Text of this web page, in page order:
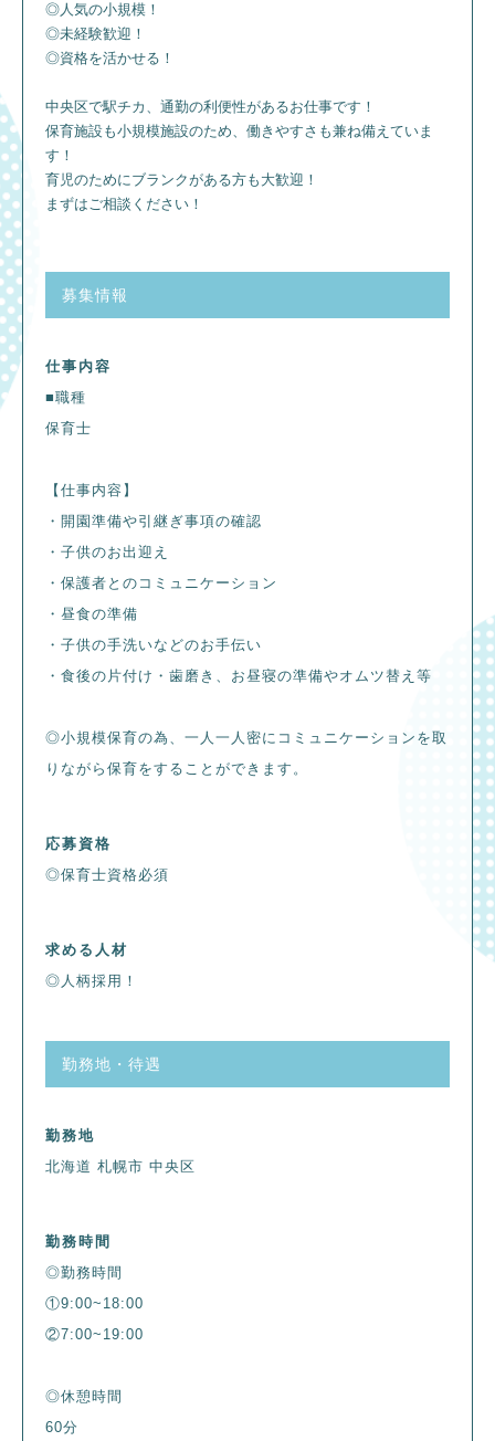
◎人気の小規模！
◎未経験歓迎！
◎資格を活かせる！
中央区で駅チカ、通勤の利便性があるお仕事です！
保育施設も小規模施設のため、働きやすさも兼ね備えていま
す！
育児のためにブランクがある方も大歓迎！
まずはご相談ください！
募集情報
仕事内容
■職種
保育士
【仕事内容】
・開園準備や引継ぎ事項の確認
・子供のお出迎え
・保護者とのコミュニケーション
・昼食の準備
・子供の手洗いなどのお手伝い
・食後の片付け・歯磨き、お昼寝の準備やオムツ替え等
◎小規模保育の為、一人一人密にコミュニケーションを取
りながら保育をすることができます。
応募資格
◎保育士資格必須
求める人材
◎人柄採用！
勤務地・待遇
勤務地
北海道 札幌市 中央区
勤務時間
◎勤務時間
①9:00~18:00
②7:00~19:00
◎休憩時間
60分